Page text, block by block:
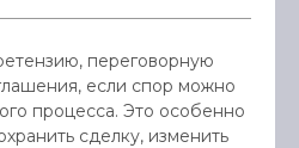
переговорную
если спор можно
процесса. Это особенно
сделку, изменить